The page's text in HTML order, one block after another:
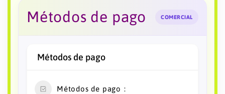
Métodos de pago COMERCIAL
Métodos de pago
Métodos de pago